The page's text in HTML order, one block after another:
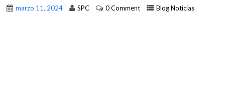
marzo 11, 2024 SPC 0 Comment Blog Noticias